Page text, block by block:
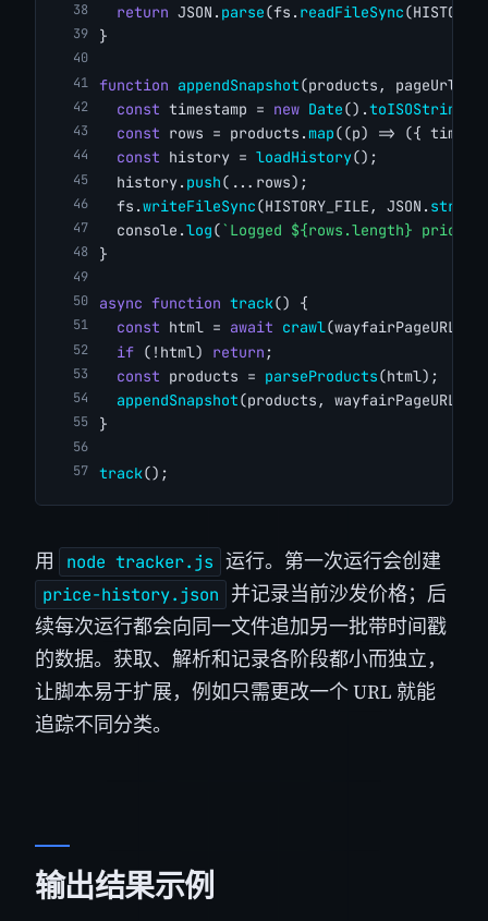
return JSON. parse(fs. readFileSync
}
function appendSnapshot(products, pageUrl) {
const timestamp = new Date().toISOString
const rows = products.map((p) => ({
const history = loadHistory();
  history.
push(...rows);
  fs.
writeFileSync(HISTORY_FILE, JSON.
  console.
log(`Logged ${rows.length} prices
}
async function track() {
const html = await crawl(wayfairPageURL);
if (!html) return ;
const products = parseProducts(html);
appendSnapshot(products, wayfairPageURL);
}
track();
用 node tracker.js 运行。第一次运行会创建
price-history.json
并记录当前沙发价格；后
续每次运行都会向同一文件追加另一批带时间戳
的数据。获取、解析和记录各阶段都小而独立，
让脚本易于扩展，例如只需更改一个 URL 就能
追踪不同分类。
输出结果示例